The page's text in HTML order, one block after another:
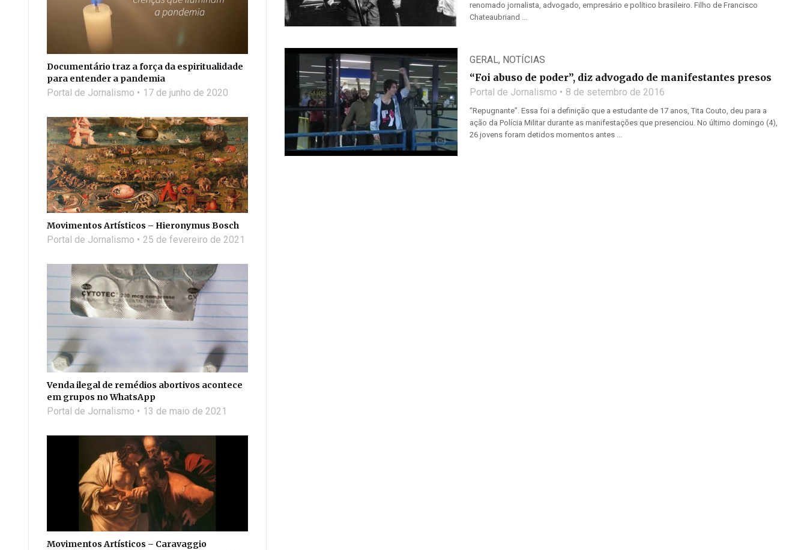
renomado jornalista, advogado, empresário e político brasileiro. Filho de Francisco
Chateaubriand ...
GERAL, NOTÍCIAS
“Foi abuso de poder”, diz advogado de manifestantes presos
Portal de Jornalismo 8 de setembro de 2016
“Repugnante”. Essa foi a definição que a estudante de 17 anos, Tita Couto, deu para a
ação da Polícia Militar durante as manifestações que presenciou. No último domingo (4),
26 jovens foram detidos momentos antes ...
Documentário traz a força da espiritualidade
para entender a pandemia
Portal de Jornalismo 17 de junho de 2020
Movimentos Artísticos – Hieronymus Bosch
Portal de Jornalismo 25 de fevereiro de 2021
Venda ilegal de remédios abortivos acontece
em grupos no WhatsApp
Portal de Jornalismo 13 de maio de 2021
Movimentos Artísticos – Caravaggio